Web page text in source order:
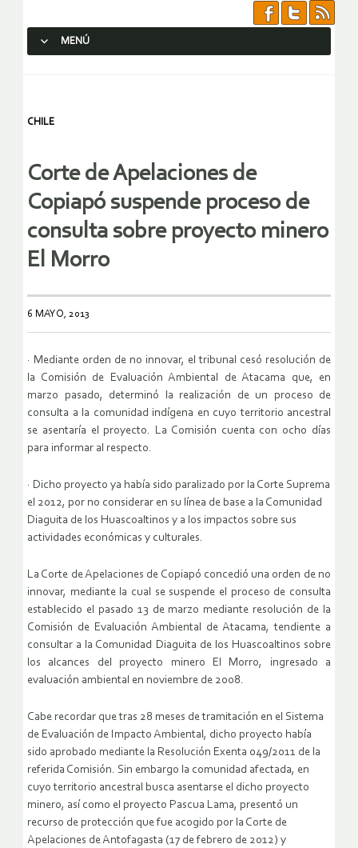
MENÚ
CHILE
Corte de Apelaciones de
Copiapó suspende proceso de
consulta sobre proyecto minero
El Morro
6 MAYO, 2013
· Mediante orden de no innovar, el tribunal cesó resolución de
la Comisión de Evaluación Ambiental de Atacama que, en
marzo pasado, determinó la realización de un proceso de
consulta a la comunidad indígena en cuyo territorio ancestral
se asentaría el proyecto. La Comisión cuenta con ocho días
para informar al respecto.
· Dicho proyecto ya había sido paralizado por la Corte Suprema
el 2012, por no considerar en su línea de base a la Comunidad
Diaguita de los Huascoaltinos y a los impactos sobre sus
actividades económicas y culturales.
La Corte de Apelaciones de Copiapó concedió una orden de no
innovar, mediante la cual se suspende el proceso de consulta
establecido el pasado 13 de marzo mediante resolución de la
Comisión de Evaluación Ambiental de Atacama, tendiente a
consultar a la Comunidad Diaguita de los Huascoaltinos sobre
los alcances del proyecto minero El Morro, ingresado a
evaluación ambiental en noviembre de 2008.
Cabe recordar que tras 28 meses de tramitación en el Sistema
de Evaluación de Impacto Ambiental, dicho proyecto había
sido aprobado mediante la Resolución Exenta 049/2011 de la
referida Comisión. Sin embargo la comunidad afectada, en
cuyo territorio ancestral busca asentarse el dicho proyecto
minero, así como el proyecto Pascua Lama, presentó un
recurso de protección que fue acogido por la Corte de
Apelaciones de Antofagasta (17 de febrero de 2012) y